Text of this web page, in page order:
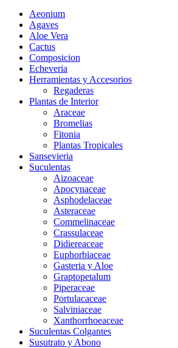
Aeonium
Agaves
Aloe Vera
Cactus
Composicion
Echeveria
Herramientas y Accesorios
Regaderas
Plantas de Interior
Araceae
Bromelias
Fitonia
Plantas Tropicales
Sansevieria
Suculentas
Aizoaceae
Apocynaceae
Asphodelaceae
Asteraceae
Commelinaceae
Crassulaceae
Didiereaceae
Euphorbiaceae
Gasteria y Aloe
Graptopetalum
Piperaceae
Portulacaceae
Salviniaceae
Xanthorrhoeaceae
Suculentas Colgantes
Susutrato y Abono